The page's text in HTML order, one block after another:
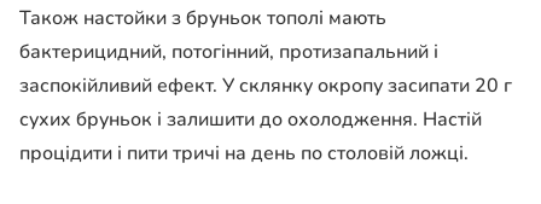
Також настойки з бруньок тополі мають
бактерицидний, потогінний, протизапальний і
заспокійливий ефект. У склянку окропу засипати 20 г
сухих бруньок і залишити до охолодження. Настій
процідити і пити тричі на день по столовій ложці.